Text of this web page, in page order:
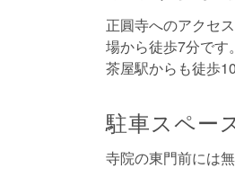
正圓寺へのアクセ
場から徒歩7分です
茶屋駅からも徒歩
駐車スペー
寺院の東門前には